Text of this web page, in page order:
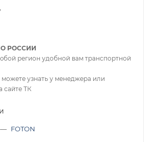
РОССИИ
регион удобной вам транспортной
узнать у менеджера или
сайте ТК
— FOTON